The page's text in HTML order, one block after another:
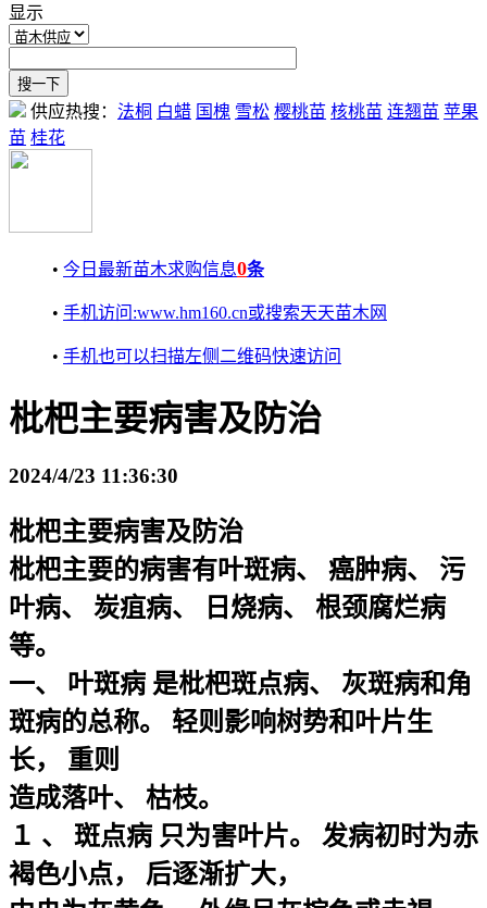
显示
供应热搜： 法桐 白蜡 国槐 雪松 樱桃苗 核桃苗 连翘苗 苹果
苗 桂花
• 今日最新苗木求购信息0条
• 手机访问:www.hm160.cn或搜索天天苗木网
• 手机也可以扫描左侧二维码快速访问
枇杷主要病害及防治
2024/4/23 11:36:30
枇杷主要病害及防治
枇杷主要的病害有叶斑病、 癌肿病、 污
叶病、 炭疽病、 日烧病、 根颈腐烂病
等。
一、 叶斑病 是枇杷斑点病、 灰斑病和角
斑病的总称。 轻则影响树势和叶片生
长， 重则
造成落叶、 枯枝。
１ 、 斑点病 只为害叶片。 发病初时为赤
褐色小点， 后逐渐扩大，